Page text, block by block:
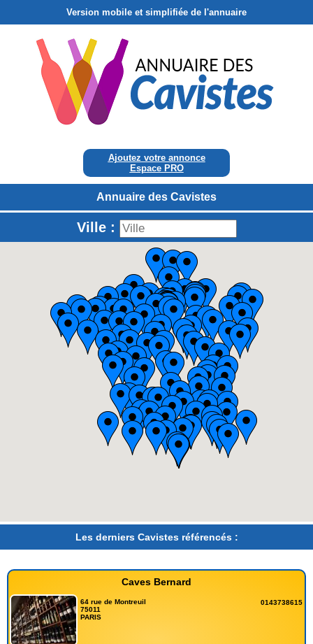
Version mobile et simplifiée de l'annuaire
Ajoutez votre annonce
Espace PRO
Annuaire des Cavistes
Ville :
Les derniers Cavistes référencés :
Caves Bernard
64 rue de Montreuil
75011
PARIS
0143738615